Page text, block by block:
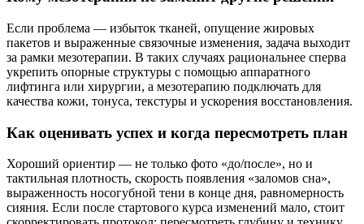
Если проблема — избыток тканей, опущение жировых
пакетов и выраженные связочные изменения, задача выходит
за рамки мезотерапии. В таких случаях рациональнее сперва
укрепить опорные структуры с помощью аппаратного
лифтинга или хирургии, а мезотерапию подключать для
качества кожи, тонуса, текстуры и ускорения восстановления.
Как оценивать успех и когда пересмотреть план
Хороший ориентир — не только фото «до/после», но и
тактильная плотность, скорость появления «заломов сна»,
выраженность носогубной тени в конце дня, равномерность
сияния. Если после стартового курса изменений мало, стоит